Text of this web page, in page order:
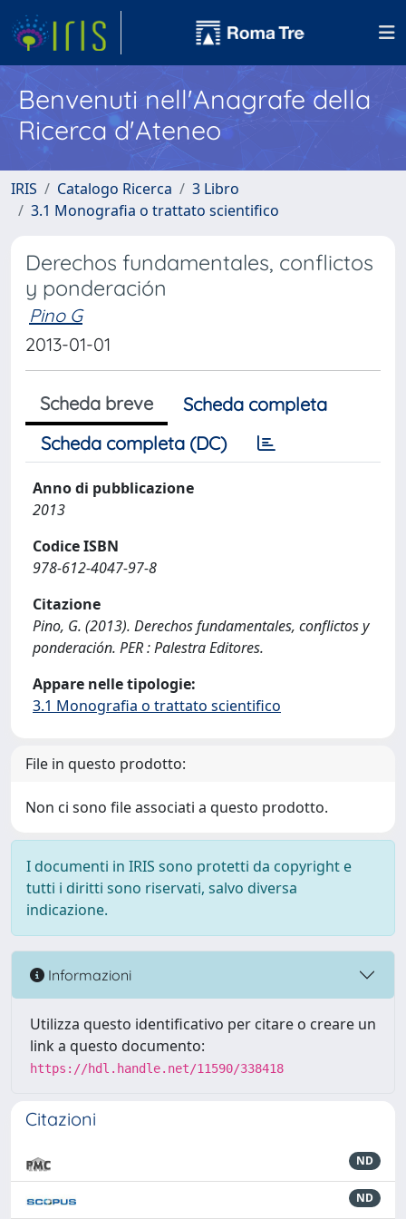
Benvenuti nell'Anagrafe della
Ricerca d'Ateneo
IRIS Catalogo Ricerca
3 Libro
3.1 Monografia o trattato scientifico
Derechos fundamentales, conflictos
y ponderación
Pino G
2013-01-01
Scheda breve
Scheda completa
Scheda completa (DC)
Anno di pubblicazione
2013
Codice ISBN
978-612-4047-97-8
Citazione
Pino, G. (2013). Derechos fundamentales, conflictos y
ponderación. PER : Palestra Editores.
Appare nelle tipologie:
3.1 Monografia o trattato scientifico
File in questo prodotto:
Non ci sono file associati a questo prodotto.
I documenti in IRIS sono protetti da copyright e
tutti i diritti sono riservati, salvo diversa
indicazione.
Informazioni
Utilizza questo identificativo per citare o creare un
link a questo documento:
https://hdl.handle.net/11590/338418
Citazioni
ND
ND